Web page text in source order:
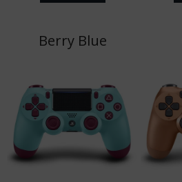
Berry Blue